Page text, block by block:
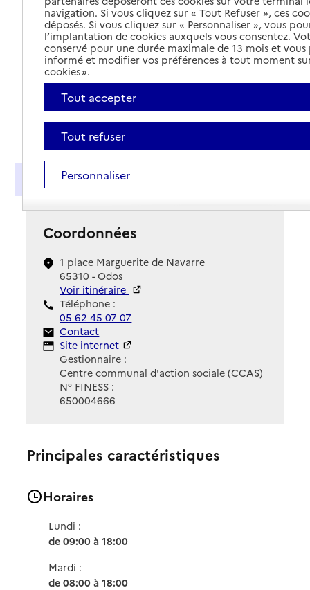
Présentation
Coordonnées
1 place Marguerite de Navarre
65310 - Odos
Voir itinéraire
Téléphone :
05 62 45 07 07
Contact
Contact
Site Internet
Site internet
Gestionnaire :
Centre communal d'action sociale (CCAS)
N° FINESS :
650004666
Principales caractéristiques
Horaires
Lundi :
de 09:00 à 18:00
Mardi :
de 08:00 à 18:00
navigation. Si vous cliquez sur « Tout Refuser », ces
déposés. Si vous cliquez sur « Personnaliser », vous
l’implantation de cookies auxquels vous consentez.
conservé pour une durée maximale de 13 mois et
informé et modifier vos préférences à tout moment
cookies ».
Tout accepter
Tout refuser
Personnaliser